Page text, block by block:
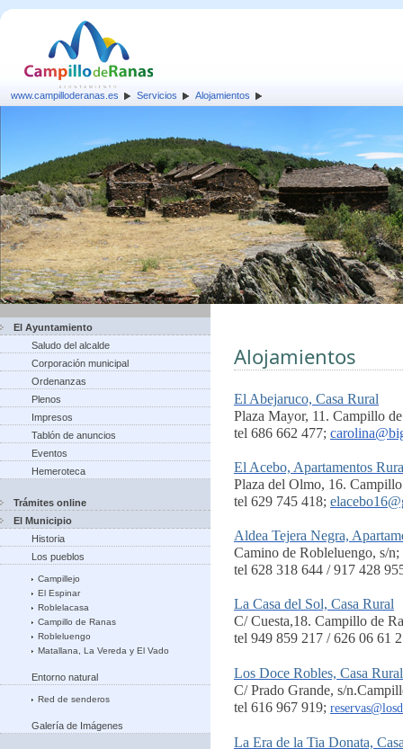
www.campilloderanas.es Servicios Alojamientos
El Ayuntamiento
Saludo del alcalde
Corporación municipal
Ordenanzas
Plenos
Impresos
Tablón de anuncios
Eventos
Hemeroteca
Trámites online
El Municipio
Historia
Los pueblos
Campillejo
El Espinar
Roblelacasa
Campillo de Ranas
Robleluengo
Matallana, La Vereda y El Vado
Entorno natural
Red de senderos
Galería de Imágenes
Alojamientos
El Abejaruco, Casa Rural
Plaza Mayor, 11. Campillo
tel 686 662 477;
El Acebo, Apartamentos
Plaza del Olmo, 16.
tel 629 745 418;
Aldea Tejera Negra,
Camino de Robleluengo, s/
tel 628 318 644 / 917 428
La Casa del Sol, Casa Rural
C/ Cuesta,18. Campillo de
tel 949 859 217 / 626 06 61
Los Doce Robles, Casa Rural
C/ Prado Grande, s/
tel 616 967 919;
La Era de la Tia Donata,